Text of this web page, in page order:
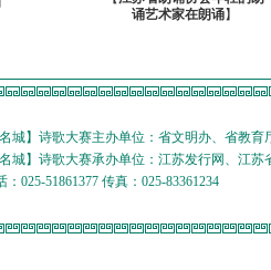
诵艺术家在朗诵】
名城】诗歌大赛主办单位：省文明办、省教
名城】诗歌大赛承办单位：江苏发行网、江
：025-51861377 传真：025-83361234